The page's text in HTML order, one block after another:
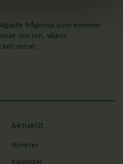
frågorna som kommer
om lön, villkor,
annat.
Aktuellt
Nyheter
Kalender